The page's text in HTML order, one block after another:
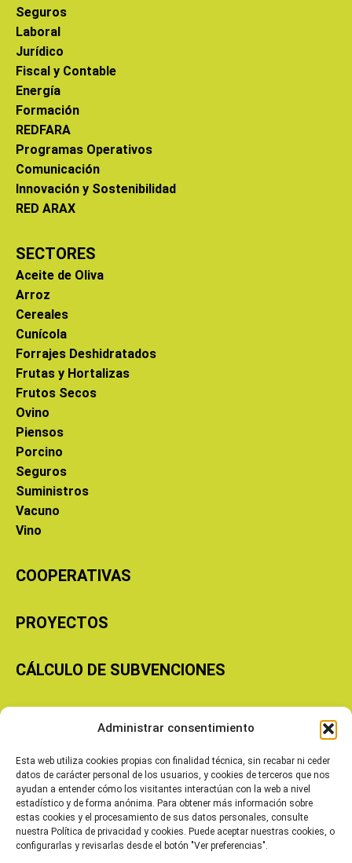
Administrar consentimiento
Esta web utiliza cookies propias con finalidad técnica, sin recabar ni ceder
datos de carácter personal de los usuarios, y cookies de terceros que nos
ayudan a entender cómo los visitantes interactúan con la web a nivel
estadístico y de forma anónima. Para obtener más información sobre
estas cookies y el procesamiento de sus datos personales, consulte
nuestra Política de privacidad y cookies. Puede aceptar nuestras cookies, o
configurarlas y revisarlas desde el botón "Ver preferencias".
Seguros
Laboral
Jurídico
Fiscal y Contable
Energía
Formación
REDFARA
Programas Operativos
Comunicación
Innovación y Sostenibilidad
RED ARAX
SECTORES
Aceite de Oliva
Arroz
Cereales
Cunícola
Forrajes Deshidratados
Frutas y Hortalizas
Frutos Secos
Ovino
Piensos
Porcino
Seguros
Suministros
Vacuno
Vino
COOPERATIVAS
PROYECTOS
CÁLCULO DE SUBVENCIONES